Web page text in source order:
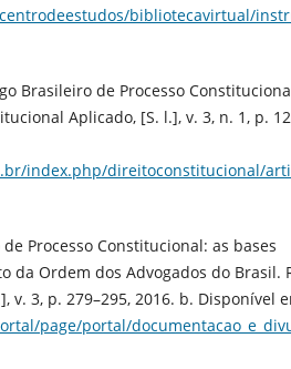
bibliotecavirtual/
Brasileiro de Processo
Aplicado, [S. l.], v. 3, n. 1, p.
index.php/direitoconstitucional/
de Processo Constitucional: as bases
da Ordem dos Advogados do Brasil.
v. 3, p. 279–295, 2016. b. Disponível
page/portal/